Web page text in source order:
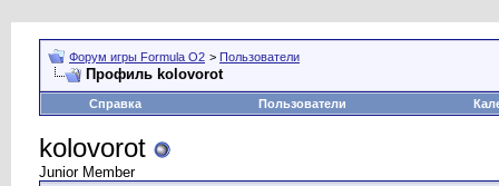
Форум игры Formula O2 > Пользователи
Профиль kolovorot
Справка Пользователи
kolovorot
Junior Member